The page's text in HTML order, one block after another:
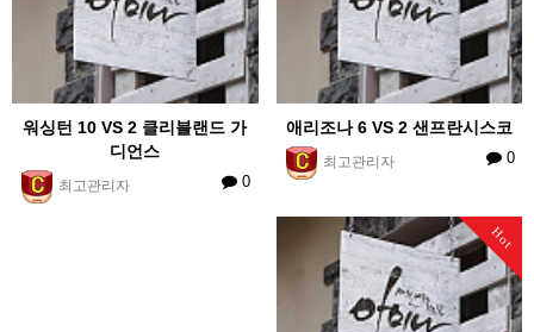
워싱턴 10 VS 2 클리블랜드 가
디언스
최고관리자 0
애리조나 6 VS 2 샌프란시스코
최고관리자 0
Hot